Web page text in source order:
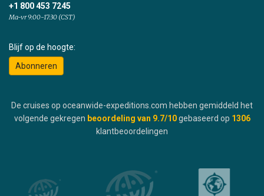
+1 800 453 7245
Ma-vr 9:00-17:30 (CST)
Blijf op de hoogte:
Abonneren
De cruises op oceanwide-expeditions.com hebben gemiddeld het
volgende gekregen beoordeling van 9.7/10 gebaseerd op 1306
klantbeoordelingen